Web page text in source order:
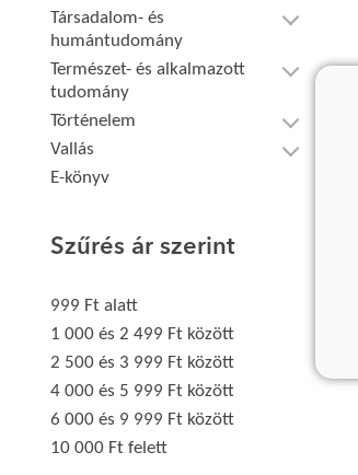
Társadalom- és
humántudomány
Természet- és alkalmazott
tudomány
Történelem
Vallás
E-könyv
Szűrés ár szerint
999 Ft alatt
1 000 és 2 499 Ft között
2 500 és 3 999 Ft között
4 000 és 5 999 Ft között
6 000 és 9 999 Ft között
10 000 Ft felett